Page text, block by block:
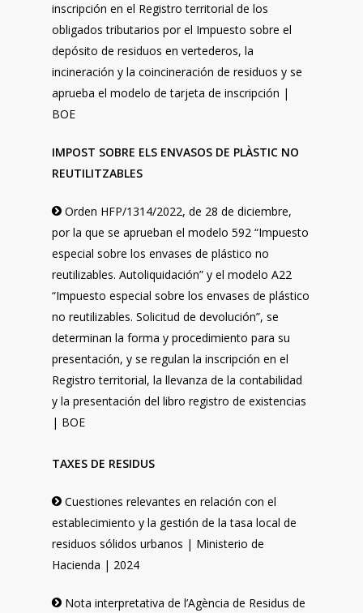
inscripción en el Registro territorial de los
obligados tributarios por el Impuesto sobre el
depósito de residuos en vertederos, la
incineración y la coincineración de residuos y se
aprueba el modelo de tarjeta de inscripción |
BOE
IMPOST SOBRE ELS ENVASOS DE PLÀSTIC NO
REUTILITZABLES
Orden HFP/1314/2022, de 28 de diciembre,
por la que se aprueban el modelo 592 “Impuesto
especial sobre los envases de plástico no
reutilizables. Autoliquidación” y el modelo A22
“Impuesto especial sobre los envases de plástico
no reutilizables. Solicitud de devolución”, se
determinan la forma y procedimiento para su
presentación, y se regulan la inscripción en el
Registro territorial, la llevanza de la contabilidad
y la presentación del libro registro de existencias
| BOE
TAXES DE RESIDUS
Cuestiones relevantes en relación con el
establecimiento y la gestión de la tasa local de
residuos sólidos urbanos | Ministerio de
Hacienda | 2024
Nota interpretativa de l’Agència de Residus de